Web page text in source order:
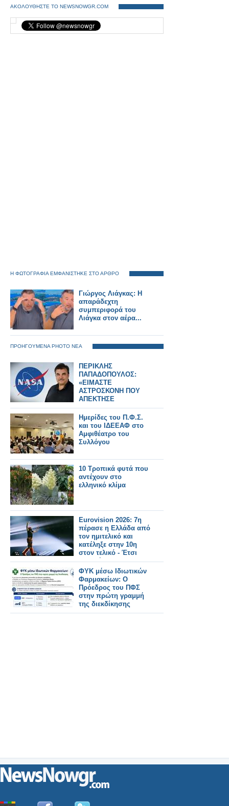
ΑΚΟΛΟΥΘΗΣΤΕ ΤΟ NEWSNOWGR.COM
Η ΦΩΤΟΓΡΑΦΙΑ ΕΜΦΑΝΙΣΤΗΚΕ ΣΤΟ ΑΡΘΡΟ
Γιώργος Λιάγκας: Η
απαράδεχτη
συμπεριφορά του
Λιάγκα στον αέρα...
ΠΡΟΗΓΟΥΜΕΝΑ PHOTO ΝΕΑ
ΠΕΡΙΚΛΗΣ
ΠΑΠΑΔΟΠΟΥΛΟΣ:
«ΕΙΜΑΣΤΕ
ΑΣΤΡΟΣΚΟΝΗ ΠΟΥ
ΑΠΕΚΤΗΣΕ
ΣΥΝΕΙΔΗΣΗ» – Ο
ΗΓΕΤΗΣ ΤΗΣ NASA
ΠΙΣΩ ΑΠΟ ΤΟ Artemis
II
Ημερίδες του Π.Φ.Σ.
και του ΙΔΕΕΑΦ στο
Αμφιθέατρο του
Συλλόγου
10 Τροπικά φυτά που
αντέχουν στο
ελληνικό κλίμα
Eurovision 2026: 7η
πέρασε η Ελλάδα από
τον ημιτελικό και
κατέληξε στην 10η
στον τελικό - Έτσι
μας ψήφισαν
ΦΥΚ μέσω Ιδιωτικών
Φαρμακείων: Ο
Πρόεδρος του ΠΦΣ
στην πρώτη γραμμή
της διεκδίκησης